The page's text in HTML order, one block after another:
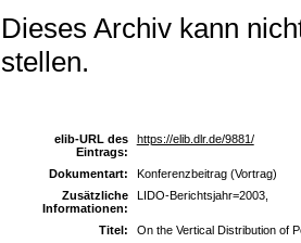
Dieses Archiv kann
stellen.
elib-URL des
Eintrags:
https://elib.dlr.de/9881/
Dokumentart:
Konferenzbeitrag (Vortrag)
Zusätzliche
Informationen:
LIDO-Berichtsjahr=2003,
Titel:
On the Vertical Distribution of